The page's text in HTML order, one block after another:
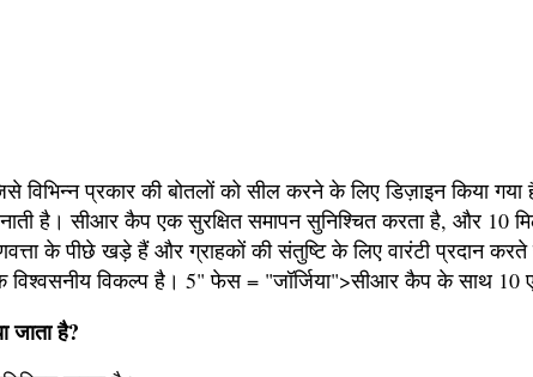
विभिन्न प्रकार की बोतलों को सील करने के लिए डिज़ाइन किया
है। सीआर कैप एक सुरक्षित समापन सुनिश्चित करता है, और 10
के पीछे खड़े हैं और ग्राहकों की संतुष्टि के लिए वारंटी प्रदान
विश्वसनीय विकल्प है। 5" फेस = "जॉर्जिया">सीआर कैप के साथ
जाता है?